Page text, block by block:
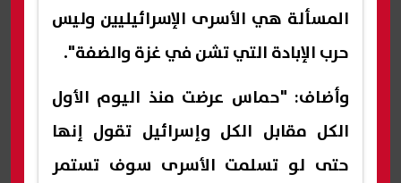
المسألة هي الأسرى الإسرائيليين وليس
حرب الإبادة التي تشن في غزة والضفة".
وأضاف: "حماس عرضت منذ اليوم الأول
الكل مقابل الكل وإسرائيل تقول إنها
حتى لو تسلمت الأسرى سوف تستمر